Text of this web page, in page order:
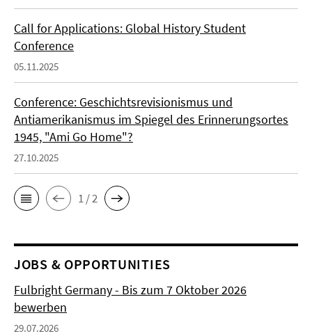
Call for Applications: Global History Student
Conference
05.11.2025
Conference: Geschichtsrevisionismus und
Antiamerikanismus im Spiegel des Erinnerungsortes
1945, "Ami Go Home"?
27.10.2025
1 / 2
JOBS & OPPORTUNITIES
Fulbright Germany - Bis zum 7 Oktober 2026
bewerben
29.07.2026